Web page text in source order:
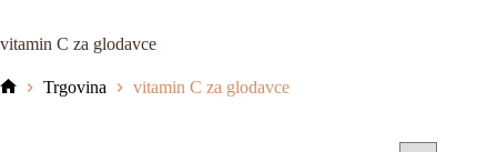
vitamin C za glodavce
Trgovina vitamin C za glodavce